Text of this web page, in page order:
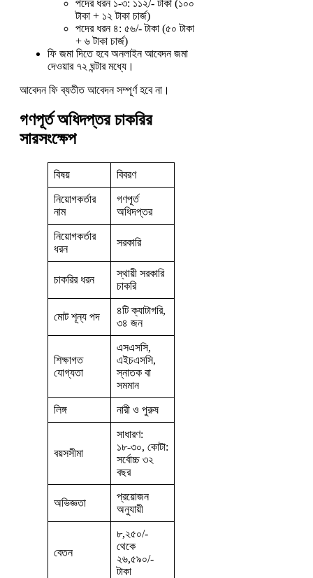
পদের ধরন ১-৩: ১১২/- টাকা (১০০
টাকা + ১২ টাকা চার্জ)
পদের ধরন ৪: ৫৬/- টাকা (৫০ টাকা
+ ৬ টাকা চার্জ)
ফি জমা দিতে হবে অনলাইন আবেদন জমা
দেওয়ার ৭২ ঘন্টার মধ্যে।
আবেদন ফি ব্যতীত আবেদন সম্পূর্ণ হবে না।
গণপূর্ত অধিদপ্তর চাকরির
সারসংক্ষেপ
বিষয় বিবরণ
নিয়োগকর্তার
নাম
গণপূর্ত
অধিদপ্তর
নিয়োগকর্তার
ধরন
সরকারি
চাকরির ধরন
স্থায়ী সরকারি
চাকরি
মোট শূন্য পদ
৪টি ক্যাটাগরি,
৩৪ জন
শিক্ষাগত
যোগ্যতা
এসএসসি,
এইচএসসি,
স্নাতক বা
সমমান
লিঙ্গ নারী ও পুরুষ
বয়সসীমা
সাধারণ:
১৮-৩০, কোটা:
সর্বোচ্চ ৩২
বছর
অভিজ্ঞতা
প্রয়োজন
অনুযায়ী
বেতন
৮,২৫০/-
থেকে
২৬,৫৯০/-
টাকা